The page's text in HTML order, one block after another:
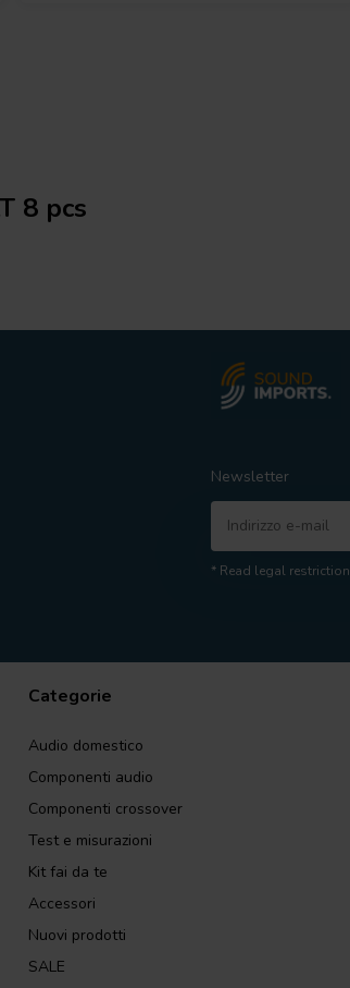
8 pcs
Newsletter
* Read legal
Categorie
Audio domestico
Componenti audio
Componenti crossover
Test e misurazioni
Kit fai da te
Accessori
Nuovi prodotti
SALE